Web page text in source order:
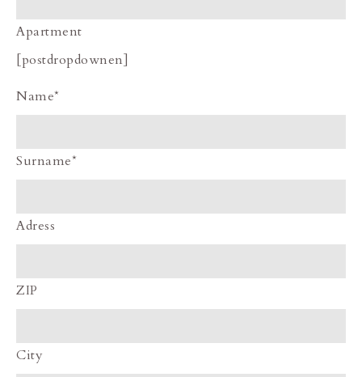
Apartment
[postdropdownen]
Name*
Surname*
Adress
ZIP
City